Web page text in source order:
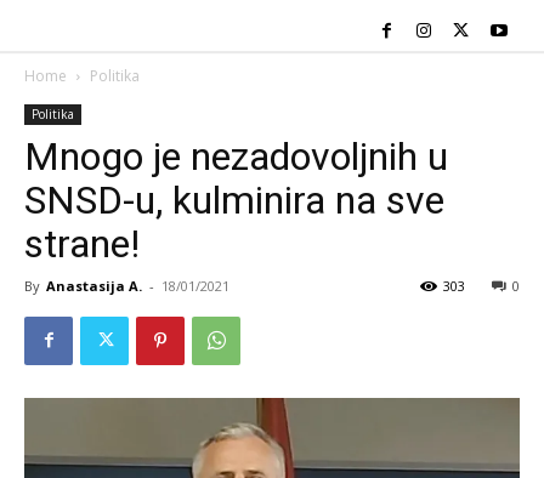
Home Politika
Politika
Mnogo je nezadovoljnih u
SNSD-u, kulminira na sve
strane!
By Anastasija A. - 18/01/2021 0
303